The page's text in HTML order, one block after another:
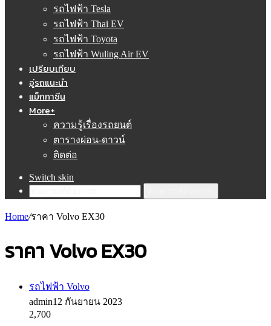
รถไฟฟ้า Tesla
รถไฟฟ้า Thai EV
รถไฟฟ้า Toyota
รถไฟฟ้า Wuling Air EV
เปรียบเทียบ
อู่รถแนะนำ
แม็กกาซีน
More+
ความรู้เรื่องรถยนต์
ตารางผ่อน-ดาวน์
ติดต่อ
Switch skin
Home/ราคา Volvo EX30
ราคา Volvo EX30
รถไฟฟ้า Volvo
admin12 กันยายน 2023
2,700